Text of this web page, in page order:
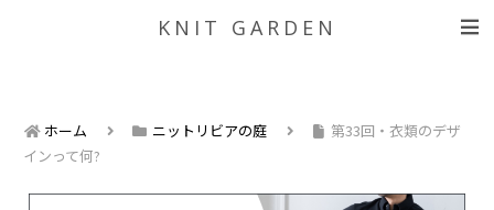
KNIT GARDEN
ホーム ニットリビアの庭
第33回・衣類のデザ
インって何?